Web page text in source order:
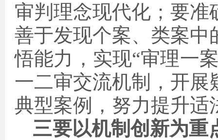
审判理念现代化；要
善于发现个案、类案中
悟能力，实现“审理一
一二审交流机制，开
典型案例，努力提升适
三要以机制创新为重